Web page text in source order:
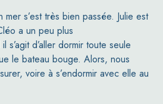
s’est très bien passée. Julie est
a un peu plus
s’agit d’aller dormir toute seule
le bateau bouge. Alors, nous
voire à s’endormir avec elle au